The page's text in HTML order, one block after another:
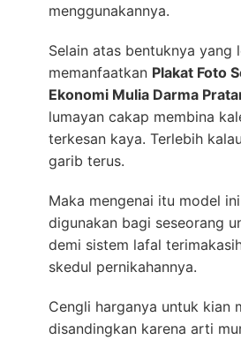
menggunakannya.
Selain atas bentuknya yang
memanfaatkan Plakat Foto
Ekonomi Mulia Darma
lumayan cakap membina
terkesan kaya. Terlebih
garib terus.
Maka mengenai itu model
digunakan bagi seseorang
demi sistem lafal
skedul pernikahannya.
Cengli harganya untuk kian
disandingkan karena arti